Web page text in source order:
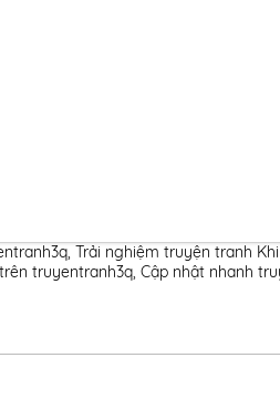
, Trải nghiệm truyện tranh
truyentranh3q, Cập nhật nhanh